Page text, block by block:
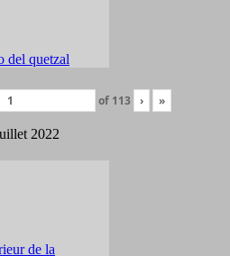
of 113 › »
2022